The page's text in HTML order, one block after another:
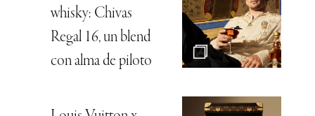
whisky: Chivas
Regal 16, un blend
con alma de piloto